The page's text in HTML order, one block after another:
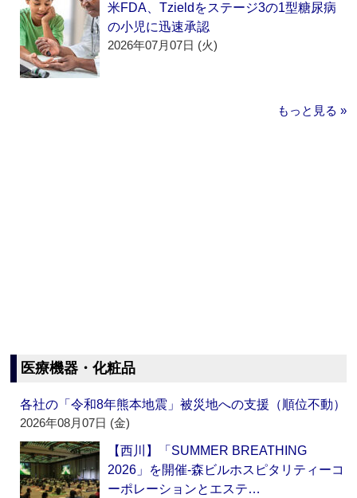
米FDA、Tzieldをステージ3の1型糖尿病
の小児に迅速承認
2026年07月07日 (火)
もっと見る »
医療機器・化粧品
各社の「令和8年熊本地震」被災地への支援（順位不動）
2026年08月07日 (金)
【西川】「SUMMER BREATHING
2026」を開催‐森ビルホスピタリティーコ
ーポレーションとエステ…